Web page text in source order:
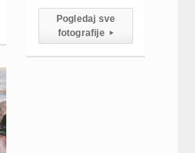
Pogledaj sve
fotografije▸